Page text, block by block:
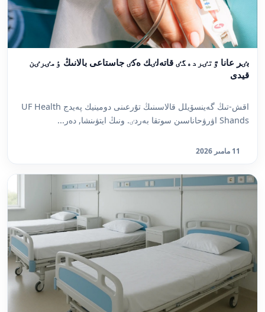
بٸر عانا ٷتٸردەگٸ قاتەلٸك ەكٸ جاستاعى بالانىڭ ٶمٸرٸن
قيدى
اقش-تىڭ گەينسۆيلل قالاسىنىڭ تۇرعىنى دومينيك پەيدج UF Health
Shands اۋرۋحاناسىن سوتقا بەردٸ. ونىڭ ايتۋىنشا, دەر...
11 مامىر 2026